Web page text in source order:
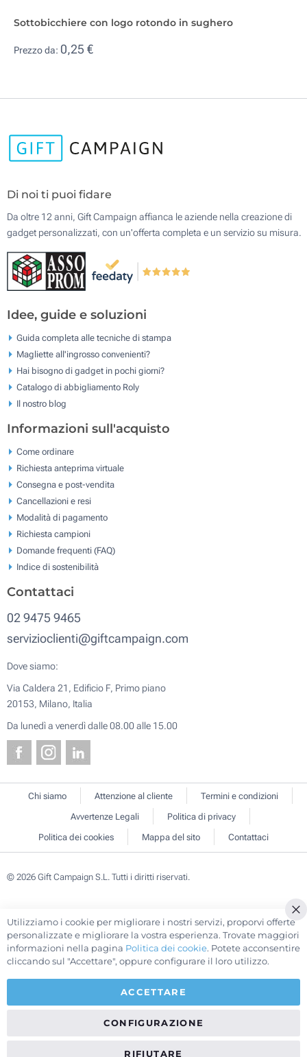
Sottobicchiere con logo rotondo in sughero
Prezzo da: 0,25 €
Di noi ti puoi fidare
Da oltre 12 anni, Gift Campaign affianca le aziende nella creazione di
gadget personalizzati, con un'offerta completa e un servizio su misura.
Idee, guide e soluzioni
Guida completa alle tecniche di stampa
Magliette all'ingrosso convenienti?
Hai bisogno di gadget in pochi giorni?
Catalogo di abbigliamento Roly
Il nostro blog
Informazioni sull'acquisto
Come ordinare
Richiesta anteprima virtuale
Consegna e post-vendita
Cancellazioni e resi
Modalità di pagamento
Richiesta campioni
Domande frequenti (FAQ)
Indice di sostenibilità
Contattaci
02 9475 9465
servizioclienti@giftcampaign.com
Dove siamo:
Via Caldera 21, Edificio F, Primo piano
20153, Milano, Italia
Da lunedì a venerdì dalle 08.00 alle 15.00
Chi siamo Attenzione al cliente
Termini e condizioni
Avvertenze Legali
Politica di privacy
Politica dei cookies
Mappa del sito Contattaci
© 2026 Gift Campaign S.L. Tutti i diritti riservati.
Utilizziamo i cookie per migliorare i nostri servizi, proporvi offerte
personalizzate e migliorare la vostra esperienza. Trovate maggiori
informazioni nella pagina Politica dei cookie. Potete acconsentire
cliccando sul "Accettare", oppure configurare il loro utilizzo.
ACCETTARE
CONFIGURAZIONE
RIFIUTARE